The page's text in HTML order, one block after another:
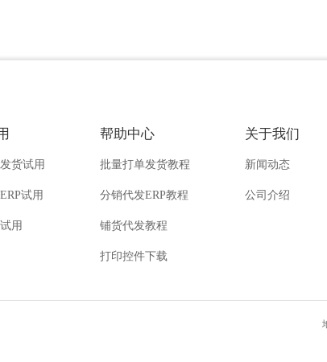
货试用
试用
用
帮助中心
批量打单发货教程
分销代发ERP教程
铺货代发教程
打印控件下载
关于我们
新闻动态
公司介绍